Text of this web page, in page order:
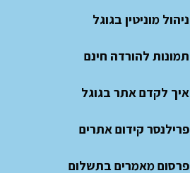
ניהול מוניטין בגוגל
תמונות להורדה חינם
איך לקדם אתר בגוגל
פרילנסר קידום אתרים
פרסום מאמרים בתשלום